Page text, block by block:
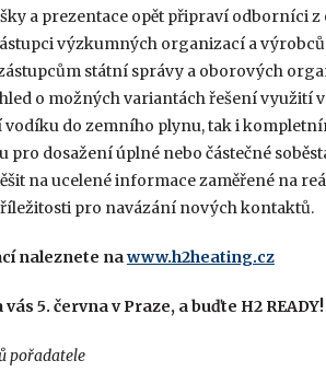
a prezentace opět připraví odborníci
výzkumných organizací a
státní správy a oborových
o možných variantách řešení využití
do zemního plynu, tak i
pro dosažení úplné nebo částečné
na ucelené informace zaměřené na
pro navázání nových kontaktů.
naleznete nawww.h2heating.cz
5. června v Praze, a buďte H2 READY!
pořadatele